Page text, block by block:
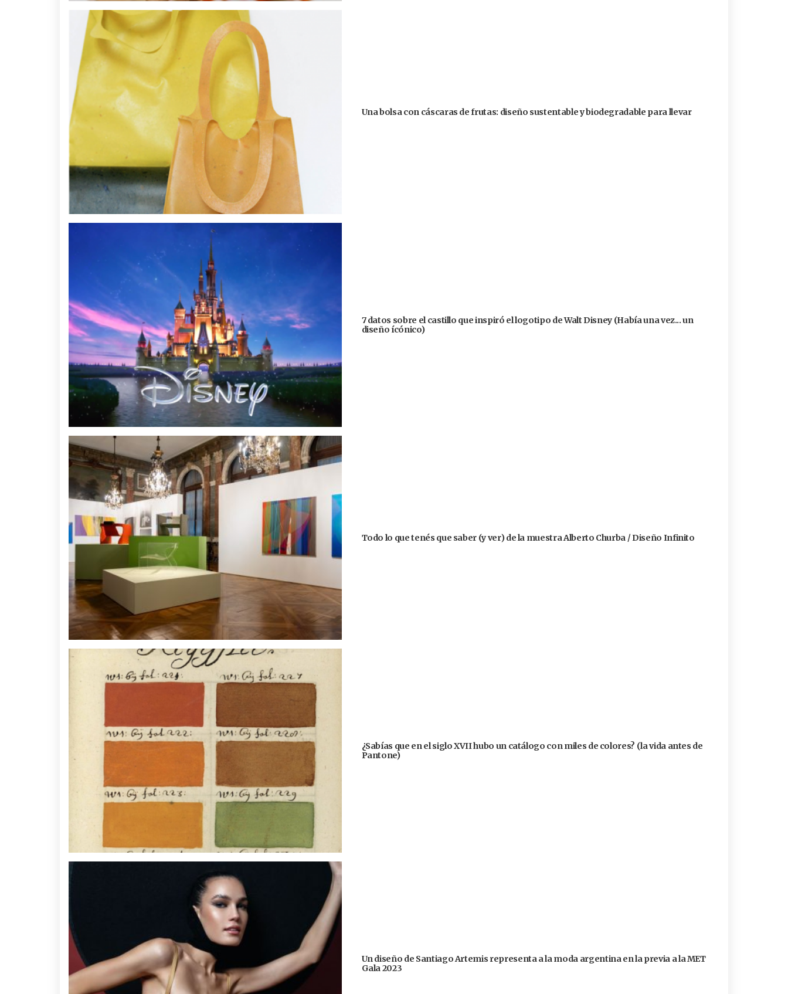
Una bolsa con cáscaras de frutas: diseño sustentable y biodegradable para llevar
7 datos sobre el castillo que inspiró el logotipo de Walt Disney (Había una vez... un
diseño ícónico)
Todo lo que tenés que saber (y ver) de la muestra Alberto Churba / Diseño Infinito
¿Sabías que en el siglo XVII hubo un catálogo con miles de colores? (la vida antes de
Pantone)
Un diseño de Santiago Artemis representa a la moda argentina en la previa a la MET
Gala 2023